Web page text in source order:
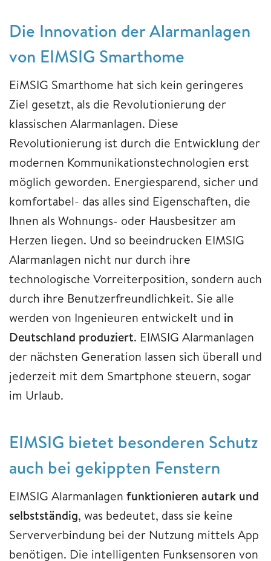
Die Innovation der Alarmanlagen
von EIMSIG Smarthome
EiMSIG Smarthome hat sich kein geringeres
Ziel gesetzt, als die Revolutionierung der
klassischen Alarmanlagen. Diese
Revolutionierung ist durch die Entwicklung der
modernen Kommunikationstechnologien erst
möglich geworden. Energiesparend, sicher und
komfortabel- das alles sind Eigenschaften, die
Ihnen als Wohnungs- oder Hausbesitzer am
Herzen liegen. Und so beeindrucken EIMSIG
Alarmanlagen nicht nur durch ihre
technologische Vorreiterposition, sondern auch
durch ihre Benutzerfreundlichkeit. Sie alle
werden von Ingenieuren entwickelt und in
Deutschland produziert. EIMSIG Alarmanlagen
der nächsten Generation lassen sich überall und
jederzeit mit dem Smartphone steuern, sogar
im Urlaub.
EIMSIG bietet besonderen Schutz
auch bei gekippten Fenstern
EIMSIG Alarmanlagen funktionieren autark und
selbstständig, was bedeutet, dass sie keine
Serververbindung bei der Nutzung mittels App
benötigen. Die intelligenten Funksensoren von